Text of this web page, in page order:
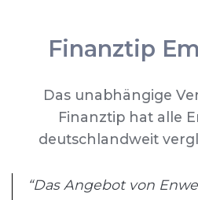
Finanztip
Das unabhängige
Finanztip hat alle
deutschlandweit
“Das Angebot von